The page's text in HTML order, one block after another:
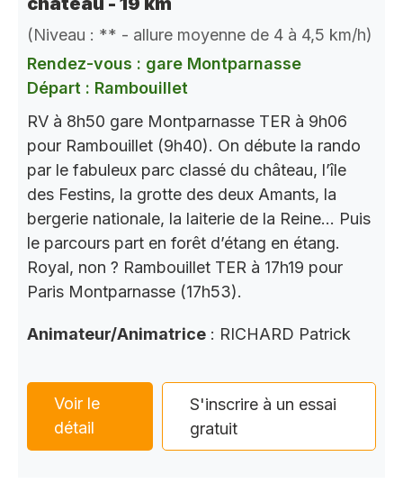
(Niveau : ** - allure moyenne de 4 à 4,5 km/h)
Rendez-vous : gare Montparnasse
Départ : Rambouillet
RV à 8h50 gare Montparnasse TER à 9h06
pour Rambouillet (9h40). On débute la rando
par le fabuleux parc classé du château, l’île
des Festins, la grotte des deux Amants, la
bergerie nationale, la laiterie de la Reine… Puis
le parcours part en forêt d’étang en étang.
Royal, non ? Rambouillet TER à 17h19 pour
Paris Montparnasse (17h53).
Animateur/Animatrice : RICHARD Patrick
Voir le
détail
S'inscrire à un essai
gratuit